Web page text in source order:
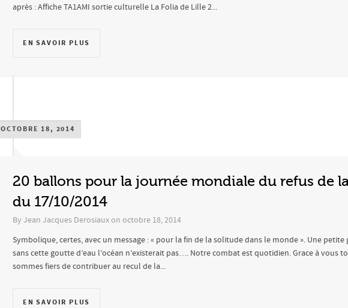
après : Affiche TA1AMI sortie culturelle La Folia de Lille 2...
EN SAVOIR PLUS
OCTOBRE 18, 2014
20 ballons pour la journée mondiale du refus de
du 17/10/2014
By Jean Jacques Derosiauxon octobre 18, 2014
Symbolique, certes, avec un message : « pour la fin de la solitude dans le monde ». Une petite
sans cette goutte d’eau l’océan n’existerait pas…. Notre combat est quotidien. Grace à vous
sommes fiers de contribuer au recul de la...
EN SAVOIR PLUS